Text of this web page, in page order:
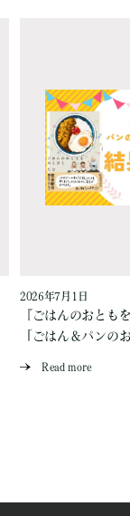
2026年7月1日
『ごはんのおとも
「ごはん＆パンの
Read more